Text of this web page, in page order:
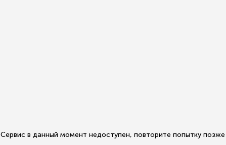
Сервис в данный момент недоступен, повторите попытку позже